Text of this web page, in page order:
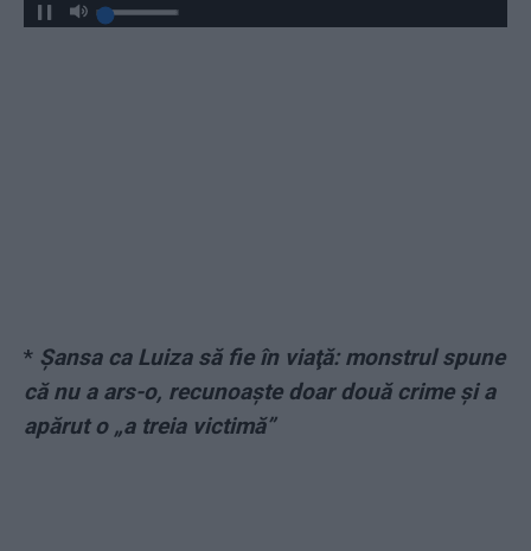
* Şansa ca Luiza să fie în viaţă: monstrul spune
că nu a ars-o, recunoaşte doar două crime şi a
apărut o „a treia victimă”